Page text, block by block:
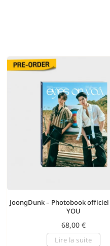
JoongDunk – Photobook officiel
YOU
68,00 €
Lire la suite